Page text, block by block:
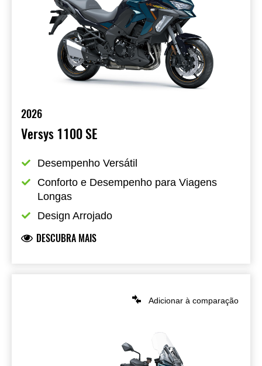
2026
Versys 1100 SE
Desempenho Versátil
Conforto e Desempenho para Viagens
Longas
Design Arrojado
DESCUBRA MAIS
Adicionar à comparação